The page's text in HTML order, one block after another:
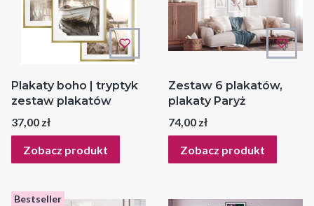
Plakaty boho | tryptyk
zestaw plakatów
Cena
37,00 zł
Zobacz produkt
Zestaw 6 plakatów,
plakaty Paryż
Cena
74,00 zł
Zobacz produkt
Bestseller